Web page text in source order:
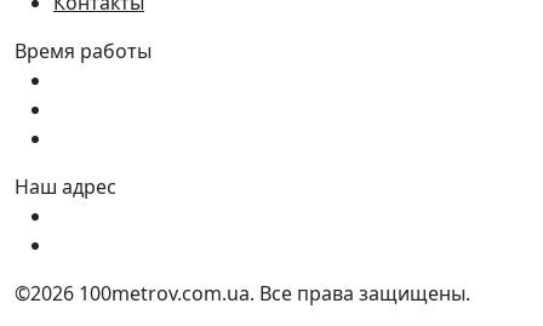
Время работы
Наш адрес
©2026 100metrov.com.ua. Все права защищены.